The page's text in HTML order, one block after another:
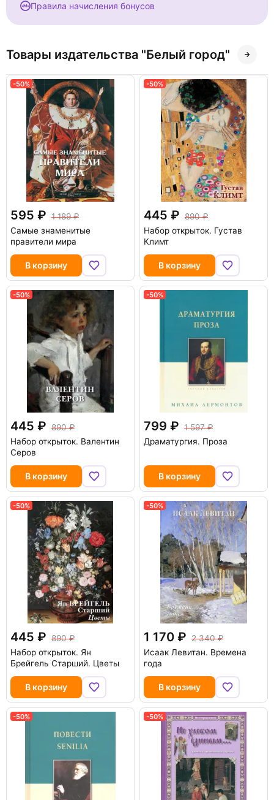
Правила начисления бонусов
Товары издательства "Белый город"
-50%
595
1 189
Самые знаменитые
правители мира
В корзину
-50%
445
890
Набор открыток. Густав
Климт
В корзину
-50%
445
890
Набор открыток. Валентин
Серов
В корзину
-50%
799
1 597
Драматургия. Проза
В корзину
-50%
445
890
Набор открыток. Ян
Брейгель Старший. Цветы
В корзину
-50%
1 170
2 340
Исаак Левитан. Времена
года
В корзину
-50% -50%